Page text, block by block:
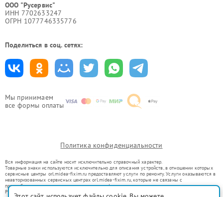
Мы принимаем
все формы оплаты
ООО "Русервис"
ИНН 7702633247
ОГРН 1077746335776
Поделиться в соц. сетях:
Политика конфиденциальности
Вся информация на сайте носит исключительно справочный характер.
Товарные знаки используются исключительно для описания устройств, в отношении которых
сервисные центры orl.midea-fixim.ru предоставляют услуги по ремонту. Услуги оказываются в
неавторизованных сервисных центрах orl.midea-fixim.ru, которые не связаны с
правообладателями товарных знаков или их официальными представителями.
Ремонт осуществляется для устройств, уже введенных в гражданский оборот в соответствии